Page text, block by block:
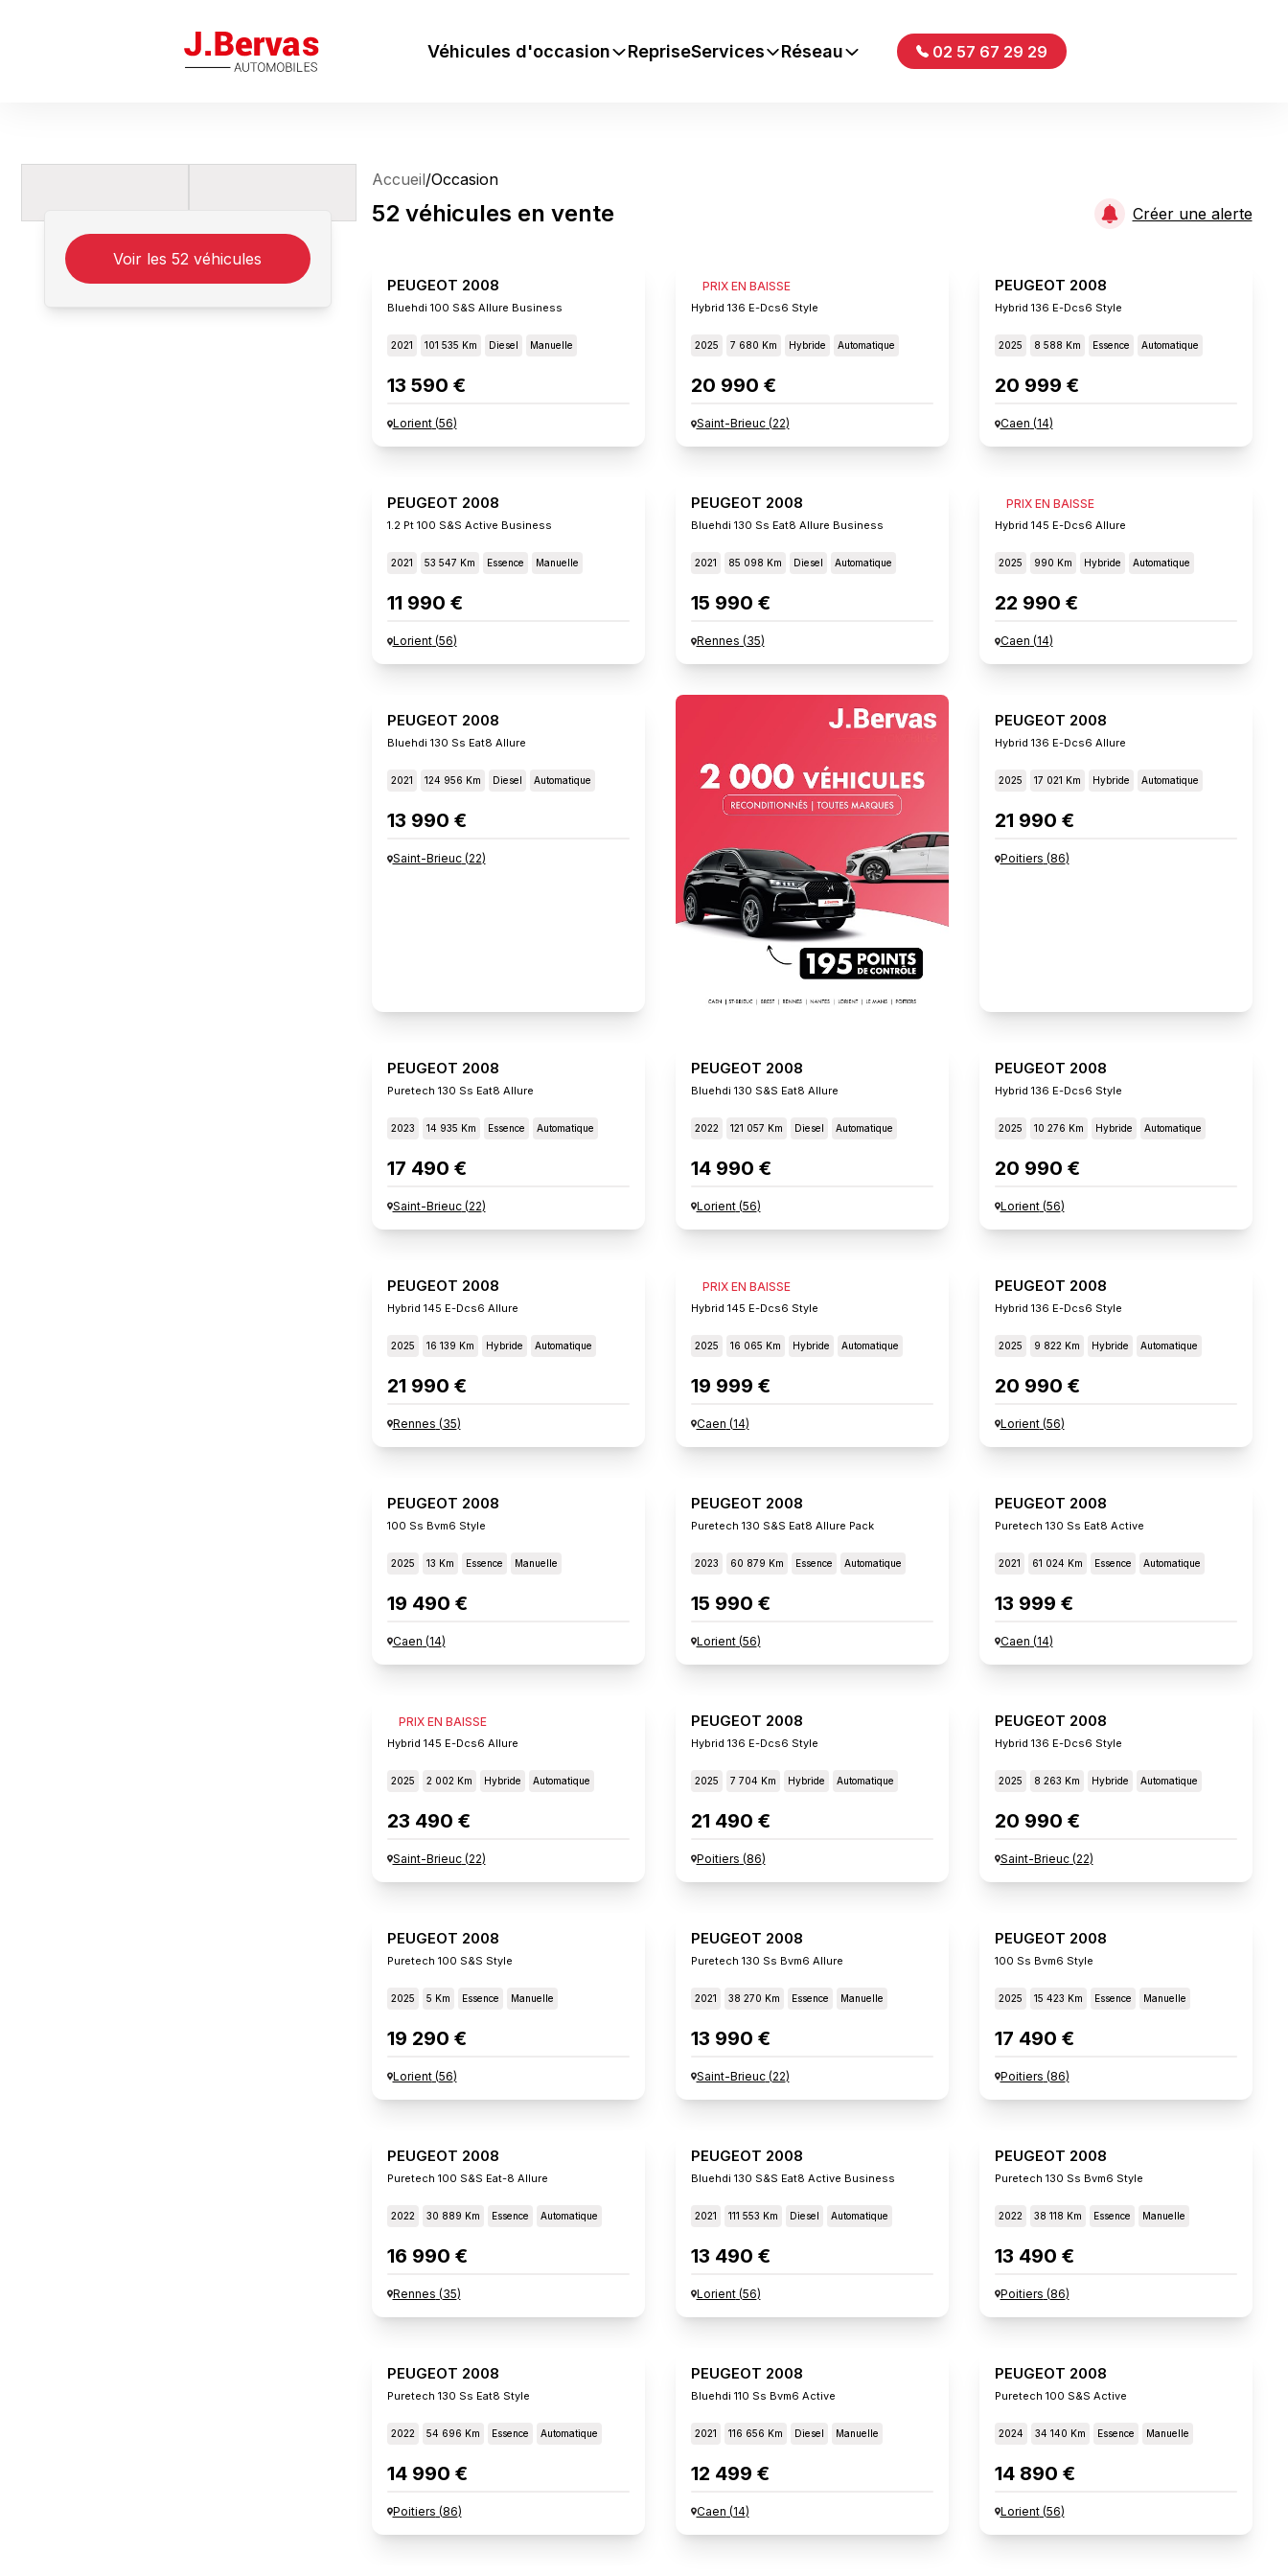
J.Bervas Véhicules d'occasion RepriseServices Réseau 02 57 67 29 29
Voir les 52 véhicules
Accueil/Occasion
52 véhicules en vente Créer une alerte
PEUGEOT 2008
Bluehdi 100 S&s Allure Business
2021 101 535 Km Diesel Manuelle
13 590 €
Lorient(56)
PRIX EN BAISSE
PEUGEOT 2008
Hybrid 136 E-Dcs6 Style
2025 7 680 Km Hybride Automatique
20 990 €
Saint-Brieuc(22)
PEUGEOT 2008
Hybrid 136 E-Dcs6 Style
2025 8 588 Km Essence Automatique
20 999 €
Caen (14)
PEUGEOT 2008
1.2 Pt 100 S&s Active Business
2021 53 547 Km Essence Manuelle
11 990 €
Lorient(56)
PEUGEOT 2008
Bluehdi 130 Ss Eat8 Allure Business
2021 85 098 Km Diesel Automatique
15 990 €
Rennes (35)
PRIX EN BAISSE
PEUGEOT 2008
Hybrid 145 E-Dcs6 Allure
2025 990 Km Hybride Automatique
22 990 €
Caen (14)
PEUGEOT 2008
Bluehdi 130 Ss Eat8 Allure
2021 124 956 Km Diesel Automatique
13 990 €
Saint-Brieuc(22)
PEUGEOT 2008
Hybrid 136 E-Dcs6 Allure
2025 17 021 Km Hybride Automatique
21 990 €
Poitiers (86)
PEUGEOT 2008
Puretech 130 Ss Eat8 Allure
2023 14 935 Km Essence Automatique
17 490 €
Saint-Brieuc(22)
PEUGEOT 2008
Bluehdi 130 S&s Eat8 Allure
2022 121 057 Km Diesel Automatique
14 990 €
Lorient(56)
PEUGEOT 2008
Hybrid 136 E-Dcs6 Style
2025 10 276 Km Hybride Automatique
20 990 €
Lorient(56)
PEUGEOT 2008
Hybrid 145 E-Dcs6 Allure
2025 16 139 Km Hybride Automatique
21 990 €
Rennes (35)
PRIX EN BAISSE
PEUGEOT 2008
Hybrid 145 E-Dcs6 Style
2025 16 065 Km Hybride Automatique
19 999 €
Caen (14)
PEUGEOT 2008
Hybrid 136 E-Dcs6 Style
2025 9 822 Km Hybride Automatique
20 990 €
Lorient(56)
PEUGEOT 2008
100 Ss Bvm6 Style
2025 13 Km Essence Manuelle
19 490 €
Caen (14)
PEUGEOT 2008
Puretech 130 S&s Eat8 Allure Pack
2023 60 879 Km Essence Automatique
15 990 €
Lorient(56)
PEUGEOT 2008
Puretech 130 Ss Eat8 Active
2021 61 024 Km Essence Automatique
13 999 €
Caen (14)
PRIX EN BAISSE
PEUGEOT 2008
Hybrid 145 E-Dcs6 Allure
2025 2 002 Km Hybride Automatique
23 490 €
Saint-Brieuc(22)
PEUGEOT 2008
Hybrid 136 E-Dcs6 Style
2025 7 704 Km Hybride Automatique
21 490 €
Poitiers (86)
PEUGEOT 2008
Hybrid 136 E-Dcs6 Style
2025 8 263 Km Hybride Automatique
20 990 €
Saint-Brieuc(22)
PEUGEOT 2008
Puretech 100 S&s Style
2025 5 Km Essence Manuelle
19 290 €
Lorient(56)
PEUGEOT 2008
Puretech 130 Ss Bvm6 Allure
2021 38 270 Km Essence Manuelle
13 990 €
Saint-Brieuc(22)
PEUGEOT 2008
100 Ss Bvm6 Style
2025 15 423 Km Essence Manuelle
17 490 €
Poitiers (86)
PEUGEOT 2008
Puretech 100 S&s Eat-8 Allure
2022 30 889 Km Essence Automatique
16 990 €
Rennes (35)
PEUGEOT 2008
Bluehdi 130 S&s Eat8 Active Business
2021 111 553 Km Diesel Automatique
13 490 €
Lorient(56)
PEUGEOT 2008
Puretech 130 Ss Bvm6 Style
2022 38 118 Km Essence Manuelle
13 490 €
Poitiers (86)
PEUGEOT 2008
Puretech 130 Ss Eat8 Style
2022 54 696 Km Essence Automatique
14 990 €
Poitiers (86)
PEUGEOT 2008
Bluehdi 110 Ss Bvm6 Active
2021 116 656 Km Diesel Manuelle
12 499 €
Caen (14)
PEUGEOT 2008
Puretech 100 S&s Active
2024 34 140 Km Essence Manuelle
14 890 €
Lorient(56)